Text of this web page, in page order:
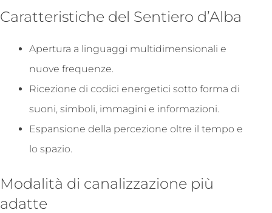
Caratteristiche del Sentiero d’Alba
Apertura a linguaggi multidimensionali e
nuove frequenze.
Ricezione di codici energetici sotto forma di
suoni, simboli, immagini e informazioni.
Espansione della percezione oltre il tempo e
lo spazio.
Modalità di canalizzazione più
adatte